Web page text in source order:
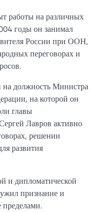
работы на различных
годы он занимал
России при ООН,
переговорах и
должность Министра
на которой он
главы
Лавров активно
решении
развития
и дипломатической
признание и
пределами.